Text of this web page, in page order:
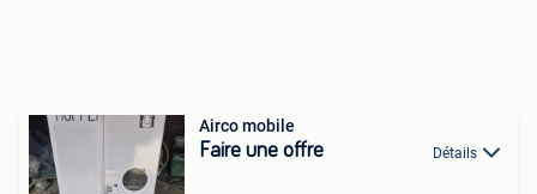
Airco mobile
Faire une offre Détails